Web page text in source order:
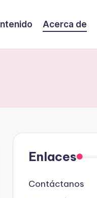
Acerca de
Enlaces
Contáctanos